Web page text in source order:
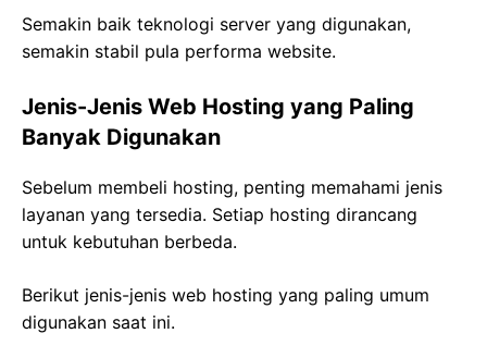
Semakin baik teknologi server yang digunakan,
semakin stabil pula performa website.
Jenis-Jenis Web Hosting yang Paling
Banyak Digunakan
Sebelum membeli hosting, penting memahami jenis
layanan yang tersedia. Setiap hosting dirancang
untuk kebutuhan berbeda.
Berikut jenis-jenis web hosting yang paling umum
digunakan saat ini.